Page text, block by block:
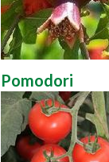
Pomodori